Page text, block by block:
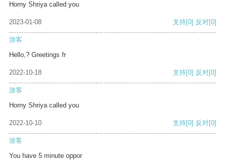
Horny Shriya called you
2023-01-08 支持[0] 反对[0]
游客
Hello,? Greetings fr
2022-10-18 支持[0] 反对[0]
游客
Horny Shriya called you
2022-10-10 支持[0] 反对[0]
游客
You have 5 minute oppor